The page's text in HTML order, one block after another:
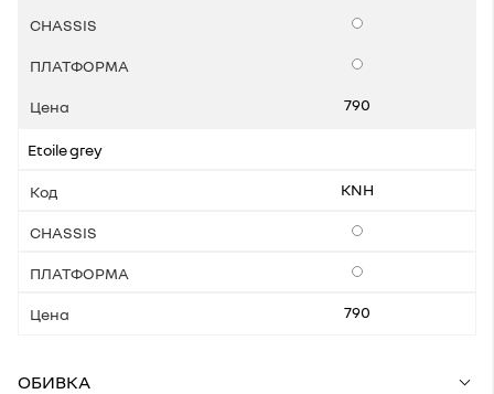
Опции
Опции
790
Etoile grey
KNH
Опции
Опции
790
ОБИВКА